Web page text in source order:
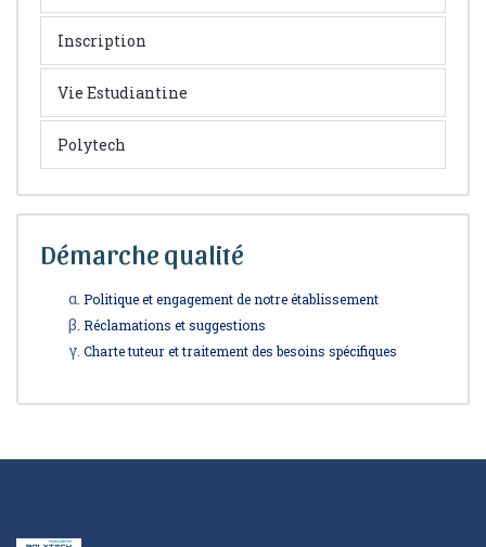
Inscription
Vie Estudiantine
Polytech
Démarche qualité
Politique et engagement de notre établissement
Réclamations et suggestions
Charte tuteur et traitement des besoins spécifiques